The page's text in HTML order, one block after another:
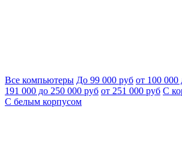
Все компьютеры До 99 000 руб от 100 000
191 000 до 250 000 руб от 251 000 руб С
С белым корпусом